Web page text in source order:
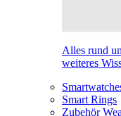
Alles rund
weiteres
Smart Rings
Zubehör